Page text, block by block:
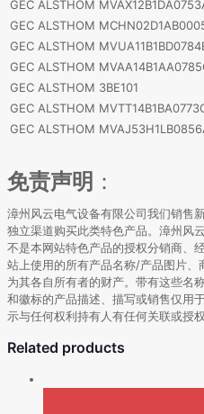
GEC ALSTHOM
GEC ALSTHOM
GEC ALSTHOM
GEC ALSTHOM
GEC ALSTHOM 3BE101
GEC ALSTHOM
GEC ALSTHOM
免责声明 ：
漳州风云电气设备有限公司我们销售
独立渠道购买此类特色产品。漳州风
不是本网站特色产品的授权分销商、
站上使用的所有产品名称/产品图片、
为其各自所有者的财产。带有这些名
和徽标的产品描述、描写或销售仅用
示与任何权利持有人有任何关联或授权
Related products